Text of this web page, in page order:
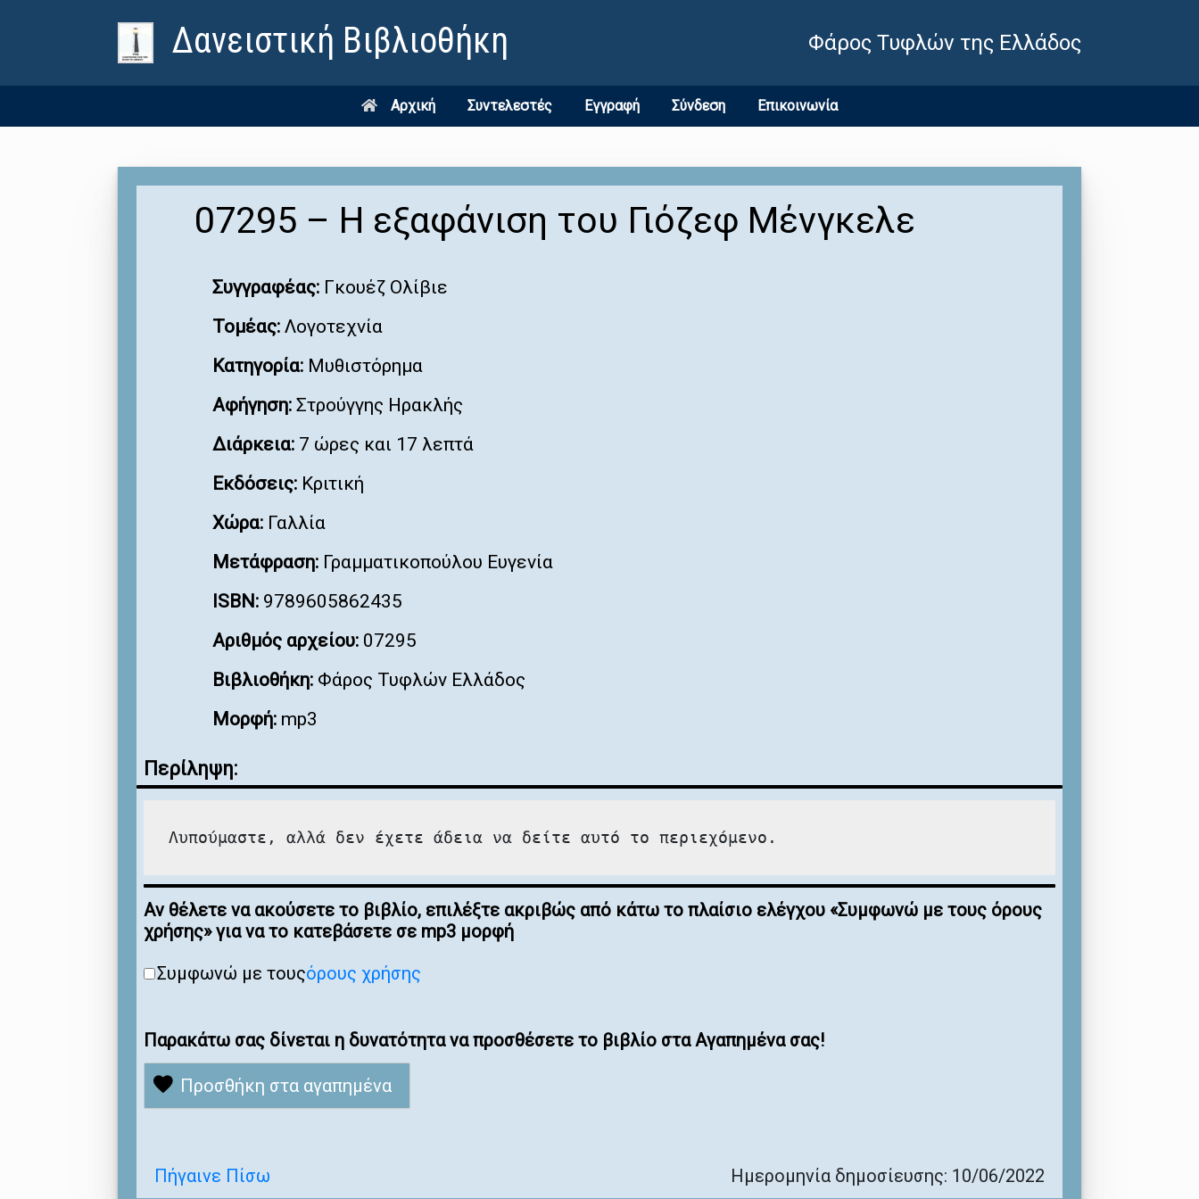
Δανειστική Βιβλιοθήκη Φάρος Τυφλών της Ελλάδος
Αρχική Συντελεστές Εγγραφή Σύνδεση Επικοινωνία
07295 – Η εξαφάνιση του Γιόζεφ Μένγκελε
Συγγραφέας: Γκουέζ Ολίβιε
Τομέας: Λογοτεχνία
Κατηγορία: Μυθιστόρημα
Αφήγηση: Στρούγγης Ηρακλής
Διάρκεια: 7 ώρες και 17 λεπτά
Εκδόσεις: Κριτική
Χώρα: Γαλλία
Μετάφραση: Γραμματικοπούλου Ευγενία
ISBN: 9789605862435
Αριθμός αρχείου: 07295
Βιβλιοθήκη: Φάρος Τυφλών Ελλάδος
Μορφή: mp3
Περίληψη:
Λυπούμαστε, αλλά δεν έχετε άδεια να δείτε αυτό το περιεχόμενο.
Αν θέλετε να ακούσετε το βιβλίο, επιλέξτε ακριβώς από κάτω το πλαίσιο ελέγχου «Συμφωνώ με τους όρους
χρήσης» για να το κατεβάσετε σε mp3 μορφή
Συμφωνώ με τουςόρους χρήσης
Παρακάτω σας δίνεται η δυνατότητα να προσθέσετε το βιβλίο στα Αγαπημένα σας!
Προσθήκη στα αγαπημένα
Πήγαινε Πίσω Ημερομηνία δημοσίευσης: 10/06/2022